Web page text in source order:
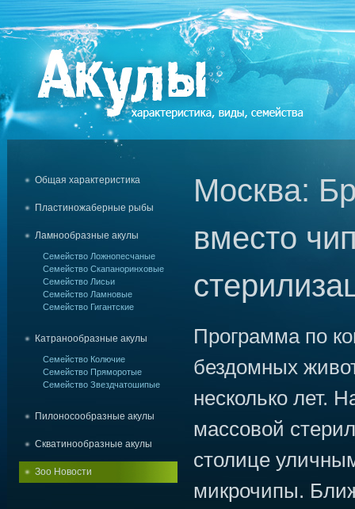
Общая характеристика
Пластиножаберные рыбы
Ламнообразные акулы
Семейство Ложнопесчаные
Семейство Скапаноринховые
Семейство Лисьи
Семейство Ламновые
Семейство Гигантские
Катранообразные акулы
Семейство Колючие
Семейство Пряморотые
Семейство Звездчатошипые
Пилоносообразные акулы
Скватинообразные акулы
Зоо Новости
Москва:
вместо
Программа по
бездомных
несколько лет.
массовой
столице
микрочипы.